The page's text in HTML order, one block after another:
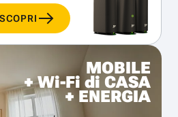
SCOPRI
MOBILE
+ Wi-Fi di CASA
+ ENERGIA